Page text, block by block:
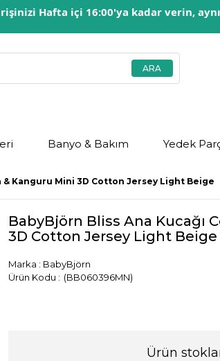
Hafta içi 16:00'ya kadar verin,
Banyo & Bakım Yedek
& Kanguru Mini 3D Cotton Jersey Light Beige
BabyBjörn Bliss Ana Kucağı
3D Cotton Jersey Light Beige
Marka : BabyBjörn
(BB060396MN)
Ürün